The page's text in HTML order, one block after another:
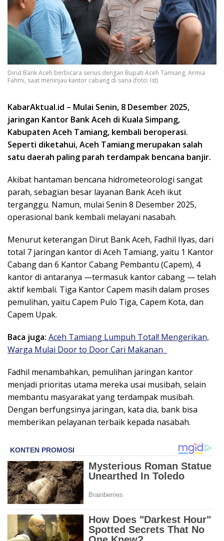
Dirut Bank Aceh berbicara serius dengan Bupati Aceh Tamiang, Armia
Fahmi, saat meninjau kantor cabang di sana (foto: Ist)
KabarAktual.id – Mulai Senin, 8 Desember 2025,
jaringan Kantor Bank Aceh di Kuala Simpang,
Kabupaten Aceh Tamiang, kembali beroperasi.
Seperti diketahui, Aceh Tamiang merupakan salah
satu daerah paling parah terdampak bencana banjir.
Akibat hantaman bencana hidrometeorologi sangat
parah, sebagian besar layanan Bank Aceh ikut
terganggu. Namun, mulai Senin 8 Desember 2025,
operasional bank kembali melayani nasabah.
Menurut keterangan Dirut Bank Aceh, Fadhil Ilyas, dari
total 7 jaringan kantor di Aceh Tamiang, yaitu 1 Kantor
Cabang dan 6 Kantor Cabang Pembantu (Capem), 4
kantor di antaranya —termasuk kantor cabang — telah
aktif kembali. Tiga Kantor Capem masih dalam proses
pemulihan, yaitu Capem Pulo Tiga, Capem Kota, dan
Capem Upak.
Baca juga: Aceh Tamiang Lumpuh Total! Mengerikan,
Warga Mulai Door to Door Cari Makanan
Fadhil menambahkan, pemulihan jaringan kantor
menjadi prioritas utama mereka usai musibah, selain
membantu masyarakat yang terdampak musibah.
Dengan berfungsinya jaringan, kata dia, bank bisa
memberikan pelayanan terbaik kepada nasabah.